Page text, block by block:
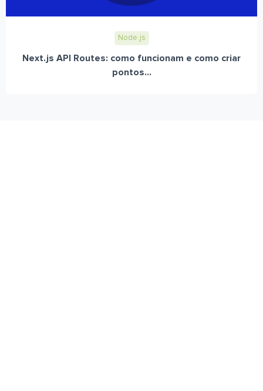
Node.js
Next.js API Routes: como funcionam e como criar
pontos...